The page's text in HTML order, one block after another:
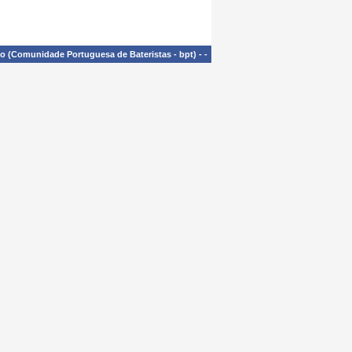
(Comunidade Portuguesa de Bateristas - bpt) - -